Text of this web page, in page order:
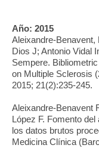
Año: 2015
Aleixandre-Benavent,
Dios J; Antonio Vidal
Sempere.
on Multiple Sclerosis
2015; 21(2):235-245.
Aleixandre-Benavent
López F. Fomento
los datos brutos
Medicina Clínica